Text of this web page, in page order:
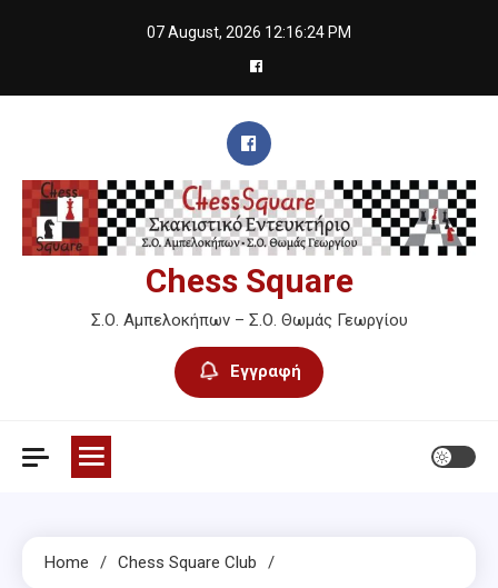
07 August, 2026 12:16:25 PM
Chess Square
Σ.Ο. Αμπελοκήπων – Σ.Ο. Θωμάς Γεωργίου
Εγγραφή
Home Chess Square Club